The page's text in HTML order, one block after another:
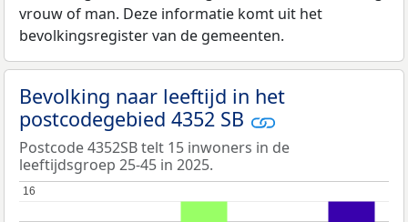
vrouw of man. Deze informatie komt uit het
bevolkingsregister van de gemeenten.
Bevolking naar leeftijd in het
postcodegebied 4352 SB
Postcode 4352SB telt 15 inwoners in de
leeftijdsgroep 25-45 in 2025.
16
16